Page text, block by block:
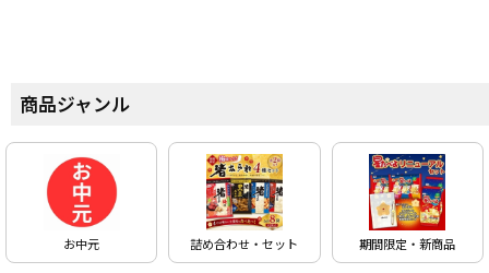
商品ジャンル
お中元 詰め合わせ・セット 期間限定・新商品